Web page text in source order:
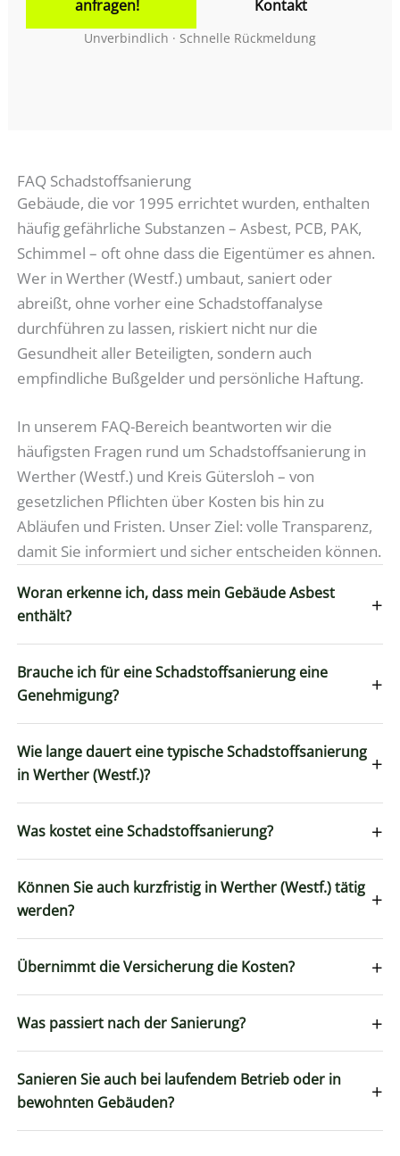
anfragen! Kontakt
Unverbindlich · Schnelle Rückmeldung
FAQ Schadstoffsanierung
Gebäude, die vor 1995 errichtet wurden, enthalten
häufig gefährliche Substanzen – Asbest, PCB, PAK,
Schimmel – oft ohne dass die Eigentümer es ahnen.
Wer in Werther (Westf.) umbaut, saniert oder
abreißt, ohne vorher eine Schadstoffanalyse
durchführen zu lassen, riskiert nicht nur die
Gesundheit aller Beteiligten, sondern auch
empfindliche Bußgelder und persönliche Haftung.
In unserem FAQ-Bereich beantworten wir die
häufigsten Fragen rund um Schadstoffsanierung in
Werther (Westf.) und Kreis Gütersloh – von
gesetzlichen Pflichten über Kosten bis hin zu
Abläufen und Fristen. Unser Ziel: volle Transparenz,
damit Sie informiert und sicher entscheiden können.
Woran erkenne ich, dass mein Gebäude Asbest
enthält?
+
Brauche ich für eine Schadstoffsanierung eine
Genehmigung?
+
Wie lange dauert eine typische Schadstoffsanierung
in Werther (Westf.)?
+
Was kostet eine Schadstoffsanierung? +
Können Sie auch kurzfristig in Werther (Westf.) tätig
werden?
+
Übernimmt die Versicherung die Kosten? +
Was passiert nach der Sanierung? +
Sanieren Sie auch bei laufendem Betrieb oder in
bewohnten Gebäuden?
+